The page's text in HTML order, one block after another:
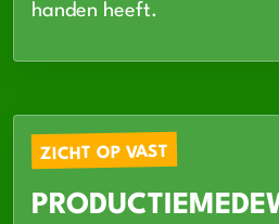
handen heeft.
ZICHT OP VAST